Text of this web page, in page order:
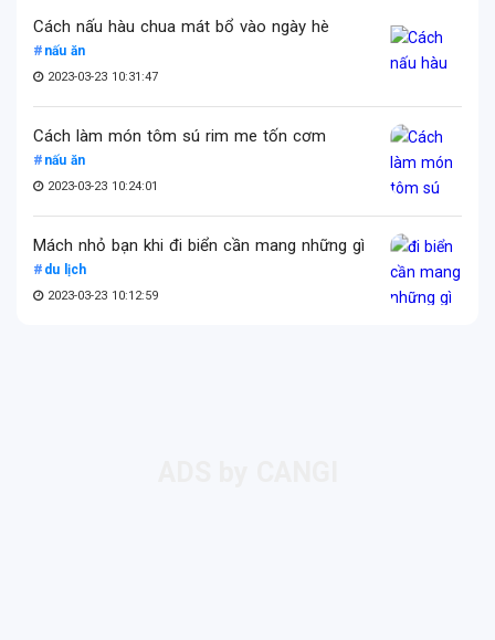
Cách nấu hàu chua mát bổ vào ngày hè
nấu ăn
2023-03-23 10:31:47
Cách làm món tôm sú rim me tốn cơm
nấu ăn
2023-03-23 10:24:01
Mách nhỏ bạn khi đi biển cần mang những gì
du lịch
2023-03-23 10:12:59